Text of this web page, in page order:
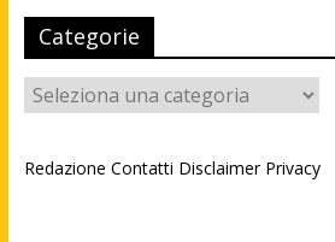
Categorie
Categorie
Redazione Contatti Disclaimer Privacy